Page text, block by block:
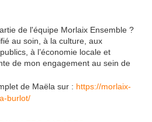
de l'équipe Morlaix Ensemble ?
au soin, à la culture, aux
à l’économie locale et
de mon engagement au sein de
de Maëla sur : https://morlaix-
burlot/